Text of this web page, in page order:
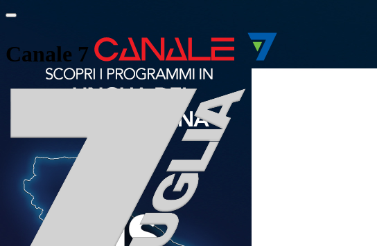
Canale 7